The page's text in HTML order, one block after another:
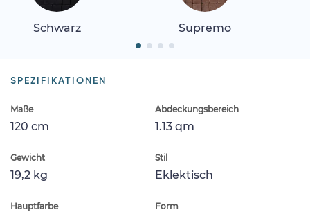
Schwarz Supremo
SPEZIFIKATIONEN
Maße
120 cm
Abdeckungsbereich
1.13 qm
Gewicht
19,2 kg
Stil
Eklektisch
Hauptfarbe Form